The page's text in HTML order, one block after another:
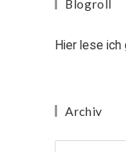
Blogroll
Hier lese ich
Archiv